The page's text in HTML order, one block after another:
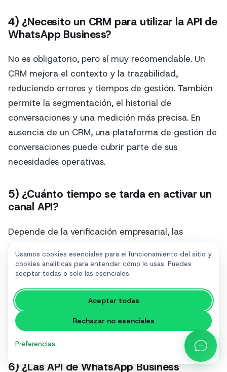
Usamos cookies esenciales para el funcionamiento del sitio y
cookies analíticas para entender cómo lo usas. Puedes
aceptar todas o solo las esenciales.
Aceptar todas
Rechazar no esenciales
Preferencias
4) ¿Necesito un CRM para utilizar la API de
WhatsApp Business?
No es obligatorio, pero sí muy recomendable. Un
CRM mejora el contexto y la trazabilidad,
reduciendo errores y tiempos de gestión. También
permite la segmentación, el historial de
conversaciones y una medición más precisa. En
ausencia de un CRM, una plataforma de gestión de
conversaciones puede cubrir parte de sus
necesidades operativas.
5) ¿Cuánto tiempo se tarda en activar un
canal API?
Depende de la verificación empresarial, las
configuraciones y las plantillas. En muchos casos,
puede comenzar en pocos días si los documentos
y procesos están listos. Sin embargo, las
integraciones complejas pueden requerir más
tiempo. Para reducir estos pasos, es recomendable
utilizar una solución que guíe la incorporación y la
configuración técnica.
6) ¿Las API de WhatsApp Business